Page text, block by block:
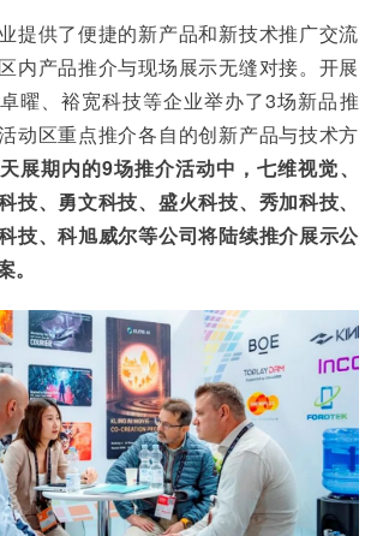
提供了便捷的新产品和新技术推广交流
内产品推介与现场展示无缝对接。开展
曜、裕宽科技等企业举办了3场新品推
动区重点推介各自的创新产品与技术方
展期内的9场推介活动中，七维视觉、
技、勇文科技、盛火科技、秀加科技、
技、科旭威尔等公司将陆续推介展示公